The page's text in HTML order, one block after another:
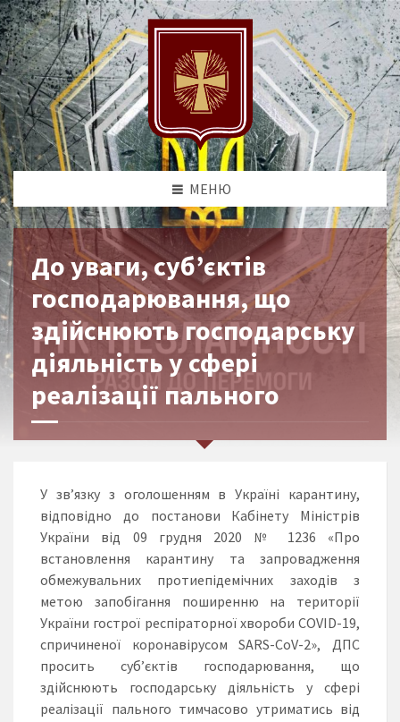
МЕНЮ
До уваги, суб’єктів
господарювання, що
здійснюють господарську
діяльність у сфері
реалізації пального
У зв’язку з оголошенням в Україні карантину,
відповідно до постанови Кабінету Міністрів
України від 09 грудня 2020 № 1236 «Про
встановлення карантину та запровадження
обмежувальних протиепідемічних заходів з
метою запобігання поширенню на території
України гострої респіраторної хвороби COVID-19,
спричиненої коронавірусом SARS-CoV-2», ДПС
просить суб’єктів господарювання, що
здійснюють господарську діяльність у сфері
реалізації пального тимчасово утриматись від